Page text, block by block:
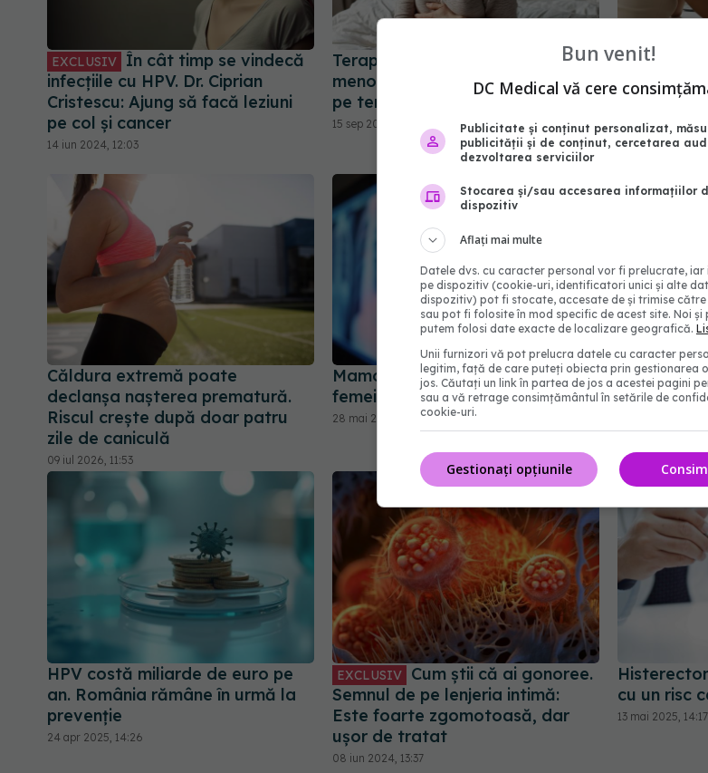
EXCLUSIV
În cât timp se vindecă
infecțiile cu HPV. Dr. Ciprian
Cristescu: Ajung să facă leziuni
pe col și cancer
14 iun 2024, 12:03
Terapiile hormonale pentru
menopauză, analizate. Efectele
pe termen lung, incerte
15 sep 2024, 08:43
EXCLUSIV
să o faci
Nuraltay:
28 mar 2025,
Căldura extremă poate
declanșa nașterea prematură.
Riscul crește după doar patru
zile de caniculă
09 iul 2026, 11:53
Mamografia nu vede cancerul la
femeile cu sâni denși. RMN-ul, da
28 mai 2025, 16:55
EXCLUSIV
rămâne
Nuraltay:
HPV costă miliarde de euro pe
an. România rămâne în urmă la
prevenție
24 apr 2025, 14:26
EXCLUSIV
Cum știi că ai gonoree.
Semnul de pe lenjeria intimă:
Este foarte zgomotoasă, dar
ușor de tratat
08 iun 2024, 13:37
cu un risc
13 mai 2025, 14:17
Bun venit!
DC Medical vă cere
Publicitate și conținut personalizat,
publicității și de conținut, cercetarea
dezvoltarea serviciilor
Stocarea și/sau accesarea informațiilor
dispozitiv
Aflați mai multe
Datele dvs. cu caracter personal vor fi prelucrate,
pe dispozitiv (cookie-uri, identificatori unici și alte
dispozitiv) pot fi stocate, accesate de și trimise către
sau pot fi folosite în mod specific de acest site. Noi și
putem folosi date exacte de localizare geografică.
Unii furnizori vă pot prelucra datele cu caracter
legitim, față de care puteți obiecta prin gestionarea
jos. Căutați un link în partea de jos a acestei pagini
sau a vă retrage consimțământul în setările de
cookie-uri.
Gestionați opțiunile